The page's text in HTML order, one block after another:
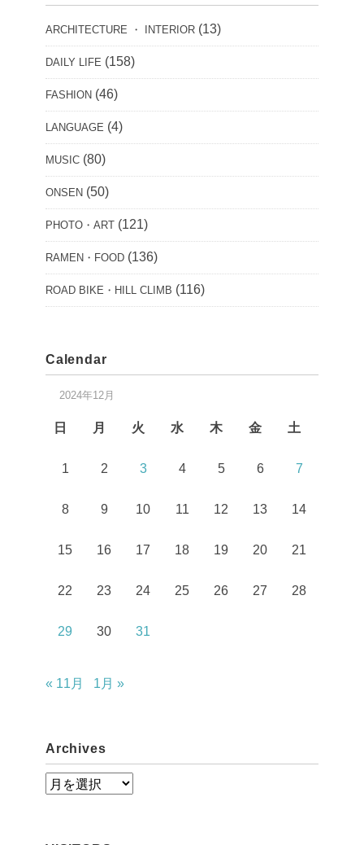
ARCHITECTURE ・ INTERIOR (13)
DAILY LIFE (158)
FASHION (46)
LANGUAGE (4)
MUSIC (80)
ONSEN (50)
PHOTO・ART (121)
RAMEN・FOOD (136)
ROAD BIKE・HILL CLIMB (116)
Calendar
2024年12月
日 月 火 水 木 金 土
1 2 3 4 5 6 7
8 9 10 11 12 13 14
15 16 17 18 19 20 21
22 23 24 25 26 27 28
29 30 31
« 11月 1月 »
Archives
A